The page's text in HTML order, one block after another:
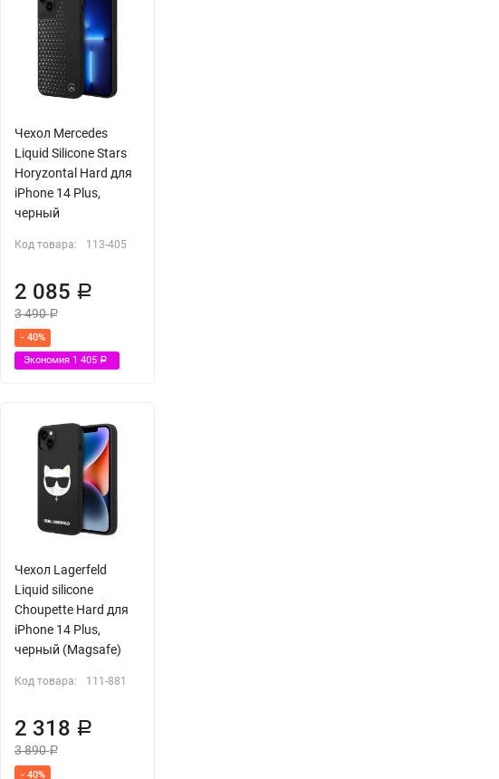
Чехол Mercedes
Liquid Silicone Stars
Horyzontal Hard для
iPhone 14 Plus,
черный
Код товара: 113-405
2 085 Р
3 490Р
- 40%
Экономия 1 405Р
Чехол Lagerfeld
Liquid silicone
Choupette Hard для
iPhone 14 Plus,
черный (Magsafe)
Код товара: 111-881
2 318 Р
3 890Р
- 40%